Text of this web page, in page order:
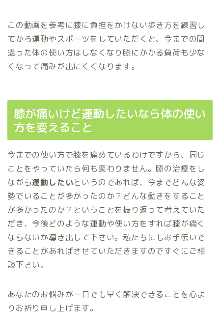
この動画を参考に膝に負担をかけない歩き方を練習し
てから運動やスポーツをしていただくと、今までの間
違った体の使い方はしなくなり膝にかかる負荷も少な
くなって痛みが出にくくなります。
膝が痛いけど運動したいなら体の使い
方を変えること
今までの使い方で膝を痛めているわけですから、同じ
ことをやっていたら何も変わりません。膝の治療をし
ながら運動したいというのであれば、今までどんな姿
勢でいることが多かったのか？どんな動きをすること
が多かったのか？ということを振り返って考えていた
だき、今後どのような運動や使い方をすれば膝が痛く
ならないか導き出して下さい。私たちにもお手伝いで
きることがあればさせていただきますのですぐにご相
談下さい。
あなたのお悩みが一日でも早く解決できることを心よ
りお祈り申し上げます。